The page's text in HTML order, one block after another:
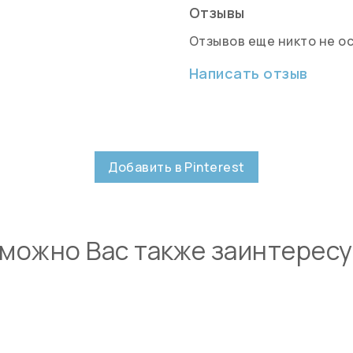
Отзывы
Отзывов еще никто не
Написать отзыв
Добавить в Pinterest
Вас также